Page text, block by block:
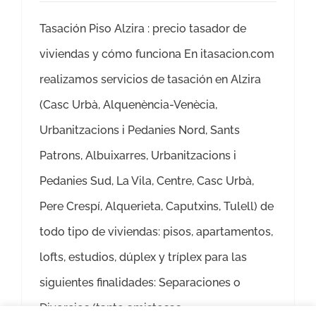
Tasación Piso Alzira : precio tasador de
viviendas y cómo funciona En itasacion.com
realizamos servicios de tasación en Alzira
(Casc Urbà, Alquenència-Venècia,
Urbanitzacions i Pedanies Nord, Sants
Patrons, Albuixarres, Urbanitzacions i
Pedanies Sud, La Vila, Centre, Casc Urbà,
Pere Crespí, Alquerieta, Caputxins, Tulell) de
todo tipo de viviendas: pisos, apartamentos,
lofts, estudios, dúplex y tríplex para las
siguientes finalidades: Separaciones o
Divorcios (tanto amistosas